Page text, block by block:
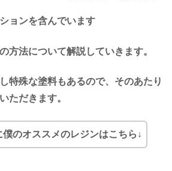
ョンを含んでいます
方法について解説していきます。
特殊な塗料もあるので、そのあたり
ただきます。
僕のオススメのレジンはこちら↓